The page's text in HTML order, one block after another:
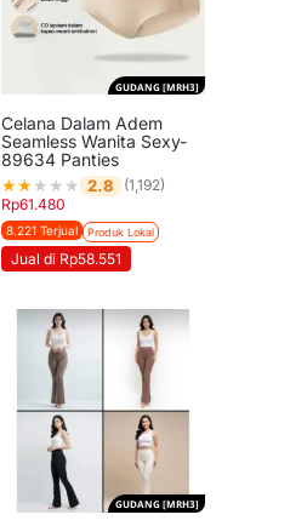
GUDANG [MRH3]
Celana Dalam Adem
Seamless Wanita Sexy-
89634 Panties
★★★ ★ ★ 2.8
(1,192)
Rp61.480
8.221 Terjual Produk Lokal
Jual di Rp58.551
GUDANG [MRH3]